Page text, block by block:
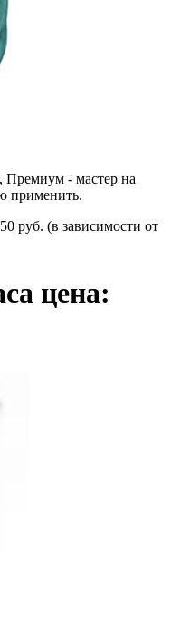
- мастер на
применить.
руб. (в зависимости от
цена: